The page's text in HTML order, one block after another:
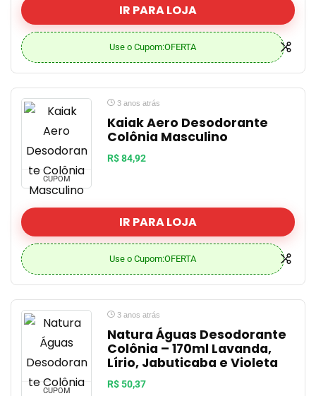
IR PARA LOJA
Use o Cupom:OFERTA
CUPOM
3 anos atrás
Kaiak Aero Desodorante
Colônia Masculino
R$ 84,92
IR PARA LOJA
Use o Cupom:OFERTA
CUPOM
3 anos atrás
Natura Águas Desodorante
Colônia – 170ml Lavanda,
Lírio, Jabuticaba e Violeta
R$ 50,37